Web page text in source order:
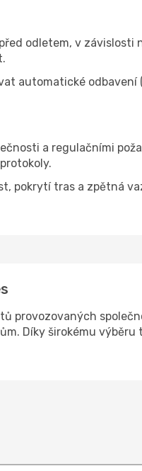
odletem, v závislosti
automatické
a regulačními
pokrytí tras a zpětná
provozovaných
Díky širokému